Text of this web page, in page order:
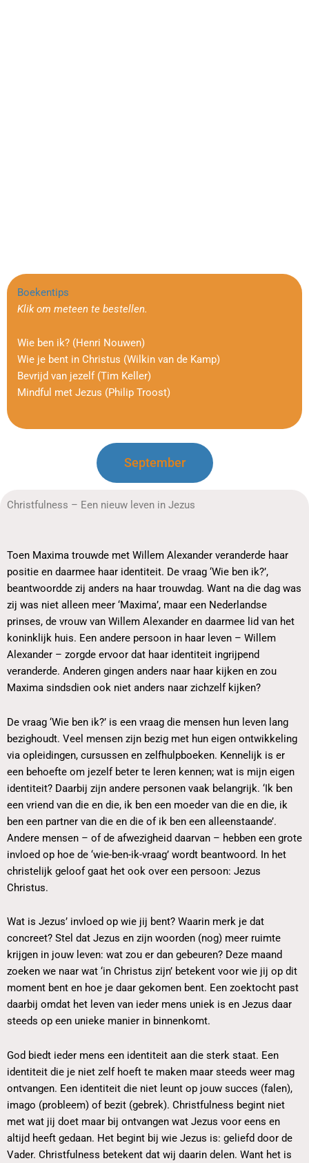
Boekentips
Klik om meteen te bestellen.
Wie ben ik? (Henri Nouwen)
Wie je bent in Christus (Wilkin van de Kamp)
Bevrijd van jezelf (Tim Keller)
Mindful met Jezus (Philip Troost)
September
Christfulness – Een nieuw leven in Jezus
Toen Maxima trouwde met Willem Alexander veranderde haar
positie en daarmee haar identiteit. De vraag ‘Wie ben ik?’,
beantwoordde zij anders na haar trouwdag. Want na die dag was
zij was niet alleen meer ‘Maxima’, maar een Nederlandse
prinses, de vrouw van Willem Alexander en daarmee lid van het
koninklijk huis. Een andere persoon in haar leven – Willem
Alexander – zorgde ervoor dat haar identiteit ingrijpend
veranderde. Anderen gingen anders naar haar kijken en zou
Maxima sindsdien ook niet anders naar zichzelf kijken?
De vraag ‘Wie ben ik?’ is een vraag die mensen hun leven lang
bezighoudt. Veel mensen zijn bezig met hun eigen ontwikkeling
via opleidingen, cursussen en zelfhulpboeken. Kennelijk is er
een behoefte om jezelf beter te leren kennen; wat is mijn eigen
identiteit? Daarbij zijn andere personen vaak belangrijk. ‘Ik ben
een vriend van die en die, ik ben een moeder van die en die, ik
ben een partner van die en die of ik ben een alleenstaande’.
Andere mensen – of de afwezigheid daarvan – hebben een grote
invloed op hoe de ‘wie-ben-ik-vraag’ wordt beantwoord. In het
christelijk geloof gaat het ook over een persoon: Jezus
Christus.
Wat is Jezus’ invloed op wie jij bent? Waarin merk je dat
concreet? Stel dat Jezus en zijn woorden (nog) meer ruimte
krijgen in jouw leven: wat zou er dan gebeuren? Deze maand
zoeken we naar wat ‘in Christus zijn’ betekent voor wie jij op dit
moment bent en hoe je daar gekomen bent. Een zoektocht past
daarbij omdat het leven van ieder mens uniek is en Jezus daar
steeds op een unieke manier in binnenkomt.
God biedt ieder mens een identiteit aan die sterk staat. Een
identiteit die je niet zelf hoeft te maken maar steeds weer mag
ontvangen. Een identiteit die niet leunt op jouw succes (falen),
imago (probleem) of bezit (gebrek). Christfulness begint niet
met wat jij doet maar bij ontvangen wat Jezus voor eens en
altijd heeft gedaan. Het begint bij wie Jezus is: geliefd door de
Vader. Christfulness betekent dat wij daarin delen. Want het is